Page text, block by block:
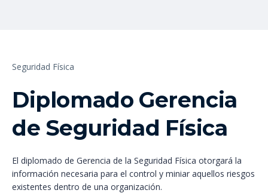
Seguridad Física
Diplomado Gerencia
de Seguridad Física
El diplomado de Gerencia de la Seguridad Física otorgará la
información necesaria para el control y miniar aquellos riesgos
existentes dentro de una organización.